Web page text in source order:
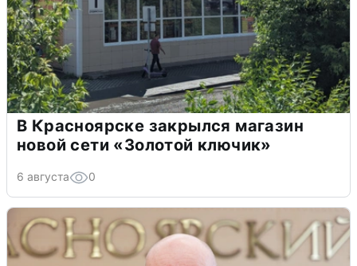
В Красноярске закрылся магазин
новой сети «Золотой ключик»
6 августа 0